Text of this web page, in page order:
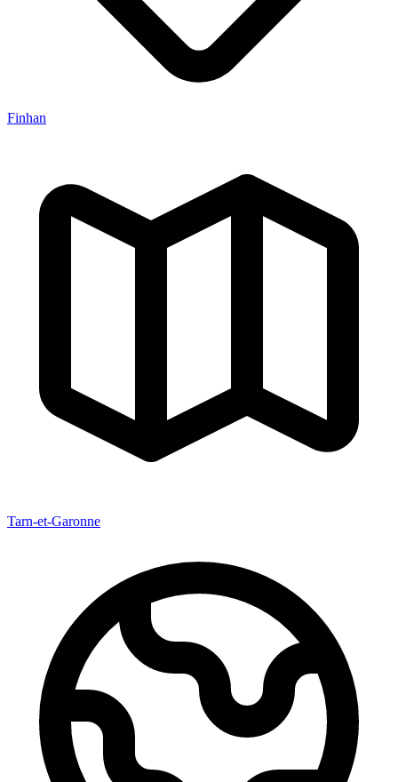
Finhan
Tarn-et-Garonne